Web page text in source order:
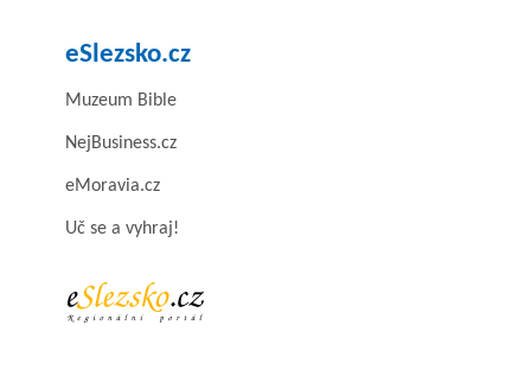
eSlezsko.cz
Muzeum Bible
NejBusiness.cz
eMoravia.cz
Uč se a vyhraj!